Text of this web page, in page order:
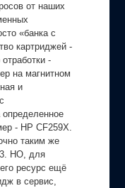
от наших
«банка с
картриджей -
-
на магнитном
и
- HP CF259X.
таким же
3. НО, для
ресурс ещё
в сервис,